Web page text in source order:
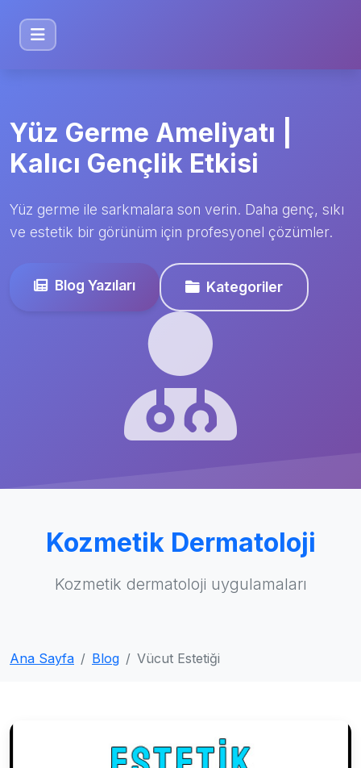
Yüz Germe Ameliyatı |
Kalıcı Gençlik Etkisi
Yüz germe ile sarkmalara son verin. Daha genç, sıkı
ve estetik bir görünüm için profesyonel çözümler.
Blog Yazıları Kategoriler
Kozmetik Dermatoloji
Kozmetik dermatoloji uygulamaları
Ana Sayfa Blog Vücut Estetiği